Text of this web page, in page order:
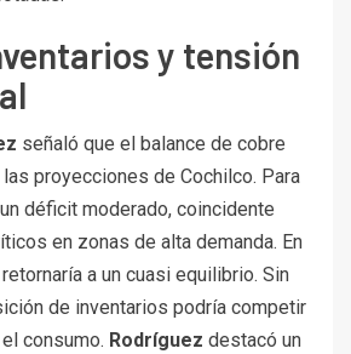
y tensión
señaló que el balance de cobre
proyecciones de Cochilco. Para
déficit moderado, coincidente
en zonas de alta demanda. En
a un cuasi equilibrio. Sin
de inventarios podría competir
consumo. Rodríguez destacó un